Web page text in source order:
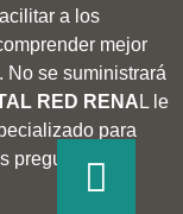
a los
mejor
No se suministrará
RED RENAL le
para
preguntas.